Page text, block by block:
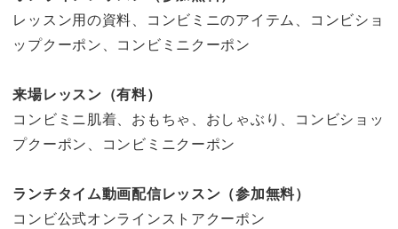
レッスン用の資料、コンビミニのアイテム、コンビショ
ップクーポン、コンビミニクーポン
来場レッスン（有料）
コンビミニ肌着、おもちゃ、おしゃぶり、コンビショッ
プクーポン、コンビミニクーポン
ランチタイム動画配信レッスン（参加無料）
コンビ公式オンラインストアクーポン